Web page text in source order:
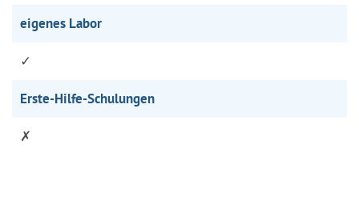
eigenes Labor
✓
Erste-Hilfe-Schulungen
✗